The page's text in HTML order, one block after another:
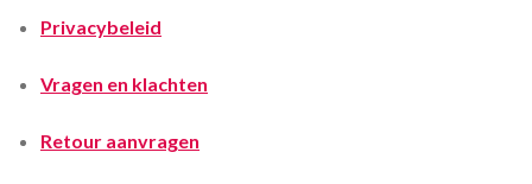
Privacybeleid
Vragen en klachten
Retour aanvragen